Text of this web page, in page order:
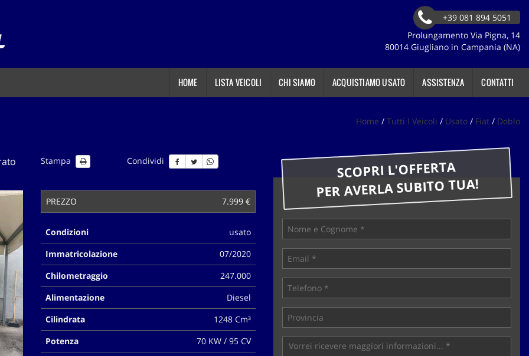
+39 081 894 5051
Prolungamento Via Pigna, 14
80014 Giugliano in Campania (NA)
HOME LISTA VEICOLI CHI SIAMO ACQUISTIAMO USATO ASSISTENZA CONTATTI
Home / Tutti I Veicoli / Usato / Fiat / Doblo
Stampa Condividi
PREZZO 7.999 €
Condizioni
usato
Immatricolazione
07/2020
Chilometraggio
247.000
Alimentazione
Diesel
Cilindrata
1248 Cm³
Potenza
70 KW / 95 CV
SCOPRI L'OFFERTA
PER AVERLA SUBITO TUA!